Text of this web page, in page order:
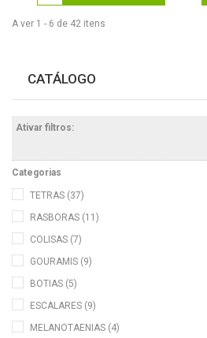
A ver 1 - 6 de 42 itens
CATÁLOGO
Ativar filtros:
Categorias
TETRAS (37)
RASBORAS (11)
COLISAS (7)
GOURAMIS (9)
BOTIAS (5)
ESCALARES (9)
MELANOTAENIAS (4)